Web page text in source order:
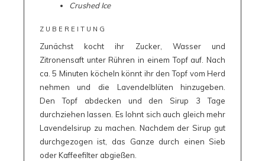
Crushed Ice
ZUBEREITUNG
Zunächst kocht ihr Zucker, Wasser und
Zitronensaft unter Rühren in einem Topf auf. Nach
ca. 5 Minuten köcheln könnt ihr den Topf vom Herd
nehmen und die Lavendelblüten hinzugeben.
Den Topf abdecken und den Sirup 3 Tage
durchziehen lassen. Es lohnt sich auch gleich mehr
Lavendelsirup zu machen. Nachdem der Sirup gut
durchgezogen ist, das Ganze durch einen Sieb
oder Kaffeefilter abgießen.